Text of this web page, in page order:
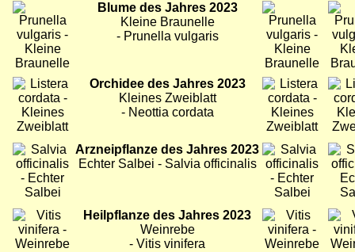
Bild
Blume des Jahres 2023
Kleine Braunelle
- Prunella vulgaris
Bild Bild
Bild
Orchidee des Jahres 2023
Kleines Zweiblatt
- Neottia cordata
Bild Bild
Bild
Arzneipflanze des Jahres 2023
Echter Salbei - Salvia officinalis
Bild Bild
Bild
Heilpflanze des Jahres 2023
Weinrebe
- Vitis vinifera
Bild Bild